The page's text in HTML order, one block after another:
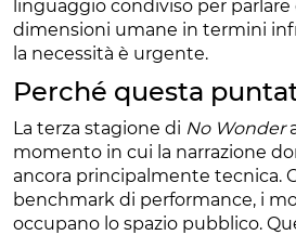
linguaggio condiviso per
dimensioni umane in termini
la necessità è urgente.
Perché questa
La terza stagione di No Wonder
momento in cui la narrazione
ancora principalmente tecnica.
benchmark di performance, i
occupano lo spazio pubblico.